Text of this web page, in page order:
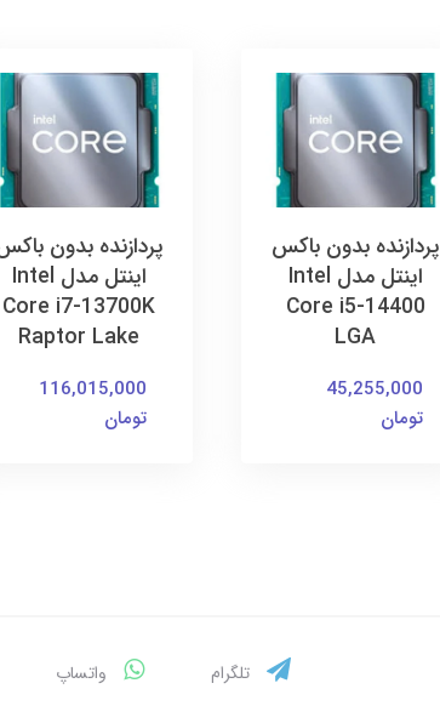
پردازنده بدون باکس
اینتل مدل Intel
Core i5-14400
LGA
45,255,000
تومان
پردازنده بدون
اینتل مدل Intel
Core i7-13700K
Raptor Lake
116,015,000
تومان
تلگرام واتساپ